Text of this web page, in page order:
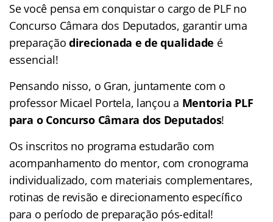
Se você pensa em conquistar o cargo de PLF no
Concurso Câmara dos Deputados, garantir uma
preparaçãodirecionada e de qualidade é
essencial!
Pensando nisso, o Gran, juntamente com o
professor Micael Portela, lançou a Mentoria PLF
para o Concurso Câmara dos Deputados!
Os inscritos no programa estudarão com
acompanhamento do mentor, com cronograma
individualizado, com materiais complementares,
rotinas de revisão e direcionamento específico
para o período de preparação pós-edital!